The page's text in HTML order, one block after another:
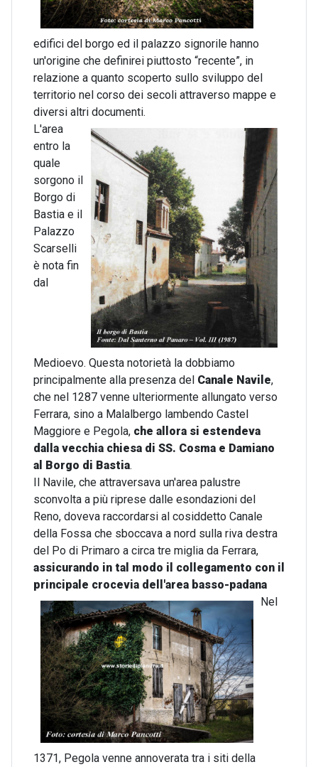
edifici del borgo ed il palazzo signorile hanno
un'origine che definirei piuttosto “recente”, in
relazione a quanto scoperto sullo sviluppo del
territorio nel corso dei secoli attraverso mappe e
diversi altri documenti.
L'area
entro la
quale
sorgono il
Borgo di
Bastia e il
Palazzo
Scarselli
è nota fin
dal
Medioevo. Questa notorietà la dobbiamo
principalmente alla presenza del Canale Navile,
che nel 1287 venne ulteriormente allungato verso
Ferrara, sino a Malalbergo lambendo Castel
Maggiore e Pegola, che allora si estendeva
dalla vecchia chiesa di SS. Cosma e Damiano
al Borgo di Bastia.
Il Navile, che attraversava un'area palustre
sconvolta a più riprese dalle esondazioni del
Reno, doveva raccordarsi al cosiddetto Canale
della Fossa che sboccava a nord sulla riva destra
del Po di Primaro a circa tre miglia da Ferrara,
assicurando in tal modo il collegamento con il
principale crocevia dell'area basso-padana
Nel
1371, Pegola venne annoverata tra i siti della